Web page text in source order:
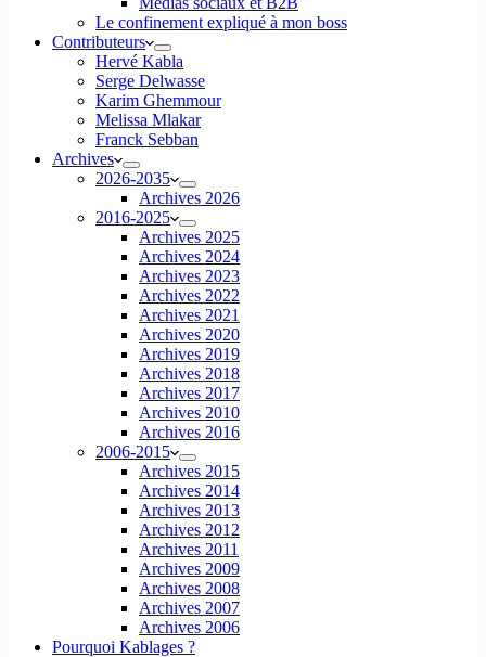
Le confinement expliqué à mon boss
Contributeurs
Hervé Kabla
Serge Delwasse
Karim Ghemmour
Melissa Mlakar
Franck Sebban
Archives
2026-2035
Archives 2026
2016-2025
Archives 2025
Archives 2024
Archives 2023
Archives 2022
Archives 2021
Archives 2020
Archives 2019
Archives 2018
Archives 2017
Archives 2010
Archives 2016
2006-2015
Archives 2015
Archives 2014
Archives 2013
Archives 2012
Archives 2011
Archives 2009
Archives 2008
Archives 2007
Archives 2006
Pourquoi Kablages ?